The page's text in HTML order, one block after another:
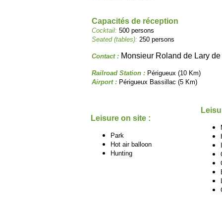
Capacités de réception
Cocktail: 500 persons
Seated (tables): 250 persons
Contact : Monsieur Roland de Lary
Railroad Station : Périgueux (10 Km)
Airport : Périgueux Bassillac (5 Km)
Leisure on site :
Park
Hot air balloon
Hunting